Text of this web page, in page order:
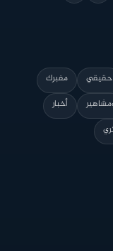
حقيقي
مفبرك
أخبار